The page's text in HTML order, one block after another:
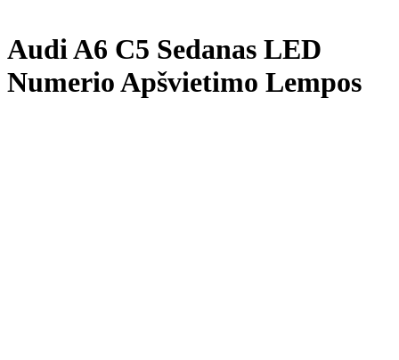
Audi A6 C5 Sedanas LED
Numerio Apšvietimo Lempos